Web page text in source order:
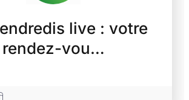
live : votre
rendez-vou…